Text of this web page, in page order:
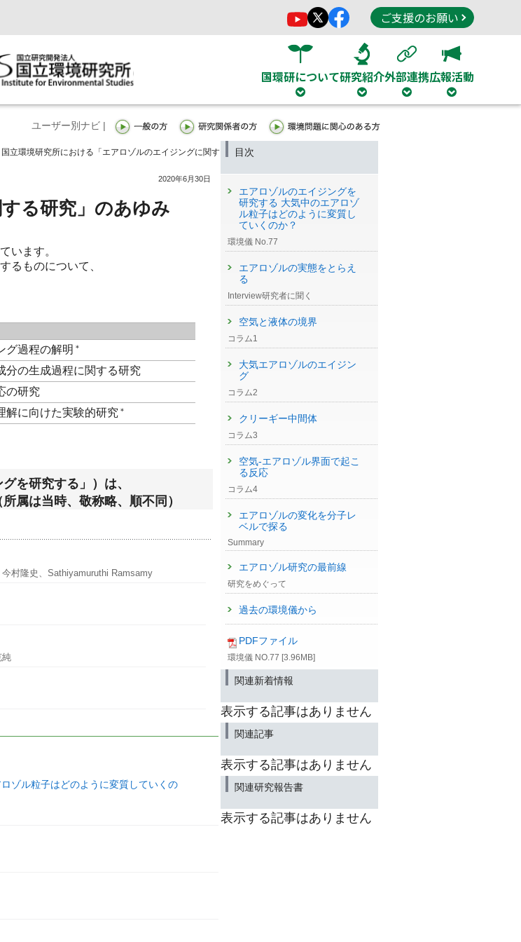
ご支援のお願い
国環研について研究紹介外部連携広報活動
ユーザー別ナビ |
国立環境研究所における「エアロゾルのエイジングに関す
2020年6月30日
る研究」のあゆみ
います。
るものについて、
グ過程の解明 ＊
分の生成過程に関する研究
の研究
解に向けた実験的研究 ＊
を研究する」）は、
属は当時、敬称略、順不同）
村隆史、Sathiyamuruthi Ramsamy
純
ゾル粒子はどのように変質していくの
目次
エアロゾルのエイジングを
研究する 大気中のエアロゾ
ル粒子はどのように変質し
ていくのか？
環境儀 No.77
エアロゾルの実態をとらえ
る
Interview研究者に聞く
空気と液体の境界
コラム1
大気エアロゾルのエイジン
グ
コラム2
クリーギー中間体
コラム3
空気-エアロゾル界面で起こ
る反応
コラム4
エアロゾルの変化を分子レ
ベルで探る
Summary
エアロゾル研究の最前線
研究をめぐって
過去の環境儀から
PDFファイル
環境儀 NO.77 [3.96MB]
関連新着情報
表示する記事はありません
関連記事
表示する記事はありません
関連研究報告書
表示する記事はありません